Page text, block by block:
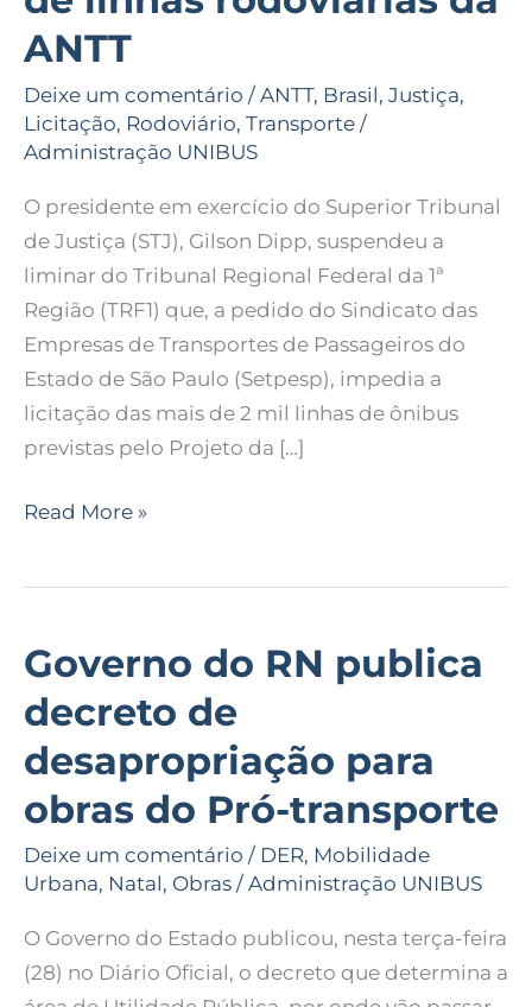
ANTT
Deixe um comentário / ANTT, Brasil, Justiça,
Licitação, Rodoviário, Transporte /
Administração UNIBUS
O presidente em exercício do Superior Tribunal
de Justiça (STJ), Gilson Dipp, suspendeu a
liminar do Tribunal Regional Federal da 1ª
Região (TRF1) que, a pedido do Sindicato das
Empresas de Transportes de Passageiros do
Estado de São Paulo (Setpesp), impedia a
licitação das mais de 2 mil linhas de ônibus
previstas pelo Projeto da […]
impedia
licitação
de
linhas
da
ANTT
Read More »
Governo do RN publica
decreto de
desapropriação para
obras do Pró-transporte
Deixe um comentário / DER, Mobilidade
Urbana, Natal, Obras / Administração UNIBUS
O Governo do Estado publicou, nesta terça-feira
(28) no Diário Oficial, o decreto que determina a
Governo
RN
publica
decreto
de
desapropriação
para
obras
do
Pró-